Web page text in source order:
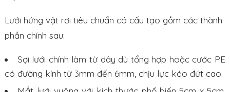
Lưới hứng vật rơi tiêu chuẩn có cấu tạo gồm các thành
phần chính sau:
Sợi lưới chính làm từ dây dù tổng hợp hoặc cước PE
có đường kính từ 3mm đến 6mm, chịu lực kéo đứt cao.